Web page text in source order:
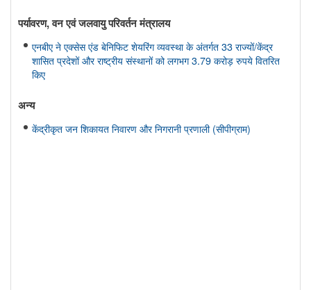
पर्यावरण, वन एवं जलवायु परिवर्तन मंत्रालय
एनबीए ने एक्सेस एंड बेनिफिट शेयरिंग व्यवस्था के अंतर्गत 33 राज्यों/केंद्र
शासित प्रदेशों और राष्ट्रीय संस्थानों को लगभग 3.79 करोड़ रुपये वितरित
किए
अन्य
केंद्रीकृत जन शिकायत निवारण और निगरानी प्रणाली (सीपीग्राम)